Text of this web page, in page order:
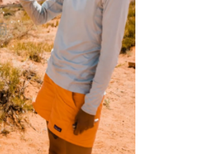
天12小时
Antonioli：时尚上新热卖 关注 ACNE
STUDIOS、GUCCI 等